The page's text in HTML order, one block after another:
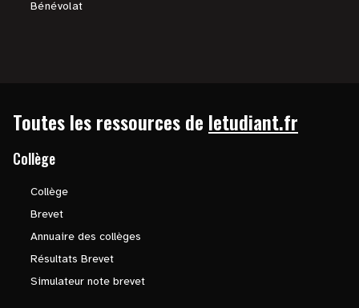
Bénévolat
Toutes les ressources de letudiant.fr
Collège
Collège
Brevet
Annuaire des collèges
Résultats Brevet
Simulateur note brevet